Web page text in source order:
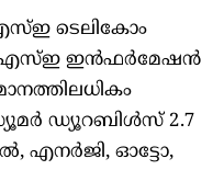
ടെലികോം
ഇന്‍ഫര്‍മേഷന്‍
ഡ്യൂറബിള്‍സ് 2.7
എനര്‍ജി, ഓട്ടോ,